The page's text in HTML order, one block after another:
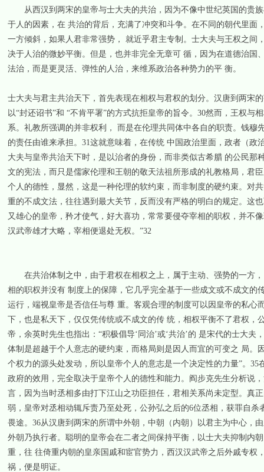
从西汉到两宋的皇帝与士大夫的共治，因为不像中世纪英国的贵族
于人的因素，在 共治的背后，充满了冲突和斗争。在不同的朝代里
一方倾斜，如果人君非常强势， 就近乎君主专制。士大夫与王权之
决于人治的微妙平衡。但是，也并非完全无章可 循，因为在道德治
法治，而是更灵活、弹性的人治，来维系政治各种势力的平 衡。
士大夫与君主共治天下，首先表现在相权与君权的划分。汉唐到两宋
以“封还诏书”和 “不肯平署”的方式抗拒皇帝的旨令。30然而，王权
系。礼教所强调的并非权利， 而是在伦理共同体中各自的职责。钱
的责任由谁来承担。31这就意味着，在传统 中国政治里面，政者（
大夫与皇帝共治天下时，是以治者的身份，而非类似古希腊 的公民
文的宪法，而只是儒家伦理和王朝的敬天法祖所形成的礼教格局，君
个人的德性，显然，这是一种伦理的软约束，而非制度的硬约束。对
重的不成文法，往往遇到最大关节，反而没有严格的明白的规定。这
又雄心的皇帝，矜才使气，好大喜功，常常要侵夺宰相的职权，并不
汉武帝雄才大略，宰相便退处无权。”32
在共治体制之中，由于君权在相权之上，属于主动、强势的一方，
相的职权并没有 制度上的保障，它几乎完全基于一些成文或不成文的
运行，端视皇帝是否信任与尊 重。客观合理的制度可以因皇帝的私心
下，也是私天下，仅仅凭传统或不成文的传 统，相权平衡不了君权
帝，余英时先生也指出：“积极倡导‘同治’或‘共治’的 是宋代的士大
体制是超越于个人意志的硬约束，而格局则是因人而宜的可变之 局
个权力的源头处发动，所以皇帝个人的意志是一个决定性的力量”。
政府的效用，完全取决于皇帝个人的德性和能力。阎步克先生分析说
言，因为当时丞相多由打下江山之功臣担任，君相关系尚未定型。真
弱，皇帝对丞相动辄斥责乃至处死，公孙弘之后的6位丞相，获罪自
畏途。36从汉唐到两宋的所谓中外朝，中朝（内朝）以君主为中心，
外朝乃执行者。聪明的皇帝会在二者之间保持平衡，以士大夫抑制内
重，往 往倚重内朝的皇亲国戚和宦官势力，西汉汉武帝之后外戚专
祸，便是明证。